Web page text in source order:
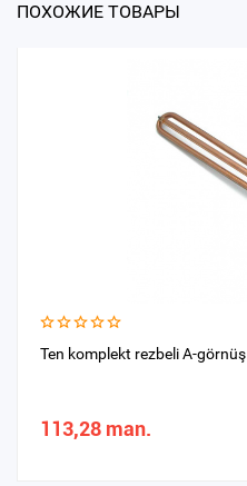
ПОХОЖИЕ ТОВАРЫ
Ten komplekt rezbeli A-görnüş
113,28 man.